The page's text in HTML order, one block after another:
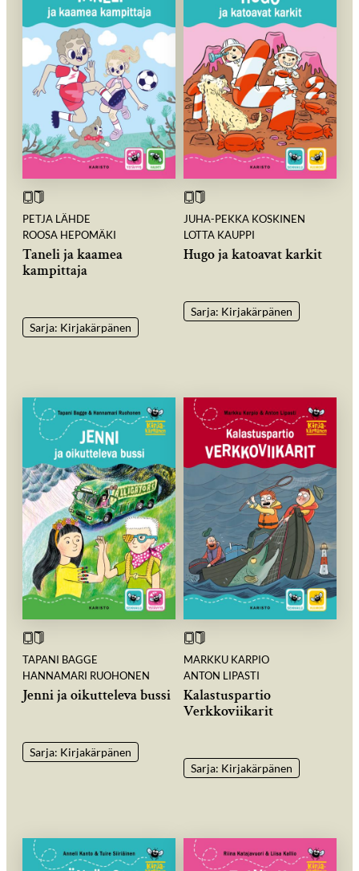
PETJA LÄHDE
ROOSA HEPOMÄKI
Taneli ja kaamea
kampittaja
Sarja: Kirjakärpänen
JUHA-PEKKA KOSKINEN
LOTTA KAUPPI
Hugo ja katoavat karkit
Sarja: Kirjakärpänen
TAPANI BAGGE
HANNAMARI RUOHONEN
Jenni ja oikutteleva bussi
Sarja: Kirjakärpänen
MARKKU KARPIO
ANTON LIPASTI
Kalastuspartio
Verkkoviikarit
Sarja: Kirjakärpänen